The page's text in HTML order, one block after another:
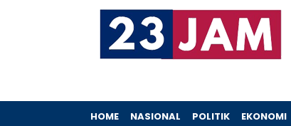
HOME NASIONAL POLITIK EKONOMI